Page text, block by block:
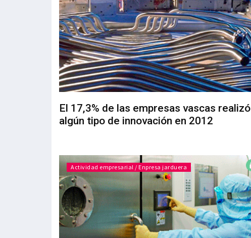
El 17,3% de las empresas vascas realizó
algún tipo de innovación en 2012
Actividad empresarial / Enpresa jarduera